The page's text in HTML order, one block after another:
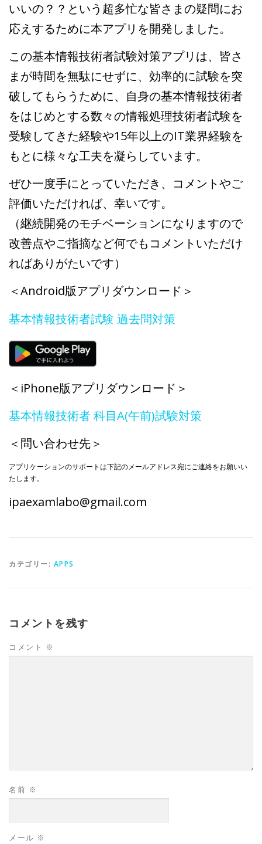
いいの？？という超多忙な皆さまの疑問にお
応えするために本アプリを開発しました。
この基本情報技術者試験対策アプリは、皆さ
まが時間を無駄にせずに、効率的に試験を突
破してもらうために、自身の基本情報技術者
をはじめとする数々の情報処理技術者試験を
受験してきた経験や15年以上のIT業界経験を
もとに様々な工夫を凝らしています。
ぜひ一度手にとっていただき、コメントやご
評価いただければ、幸いです。
（継続開発のモチベーションになりますので
改善点やご指摘など何でもコメントいただけ
ればありがたいです）
＜Android版アプリダウンロード＞
基本情報技術者試験 過去問対策
＜iPhone版アプリダウンロード＞
基本情報技術者 科目A(午前)試験対策
＜問い合わせ先＞
アプリケーションのサポートは下記のメールアドレス宛にご連絡をお願いい
たします。
ipaexamlabo@gmail.com
カテゴリー: APPS
コメントを残す
コメント ※
名前 ※
メール ※